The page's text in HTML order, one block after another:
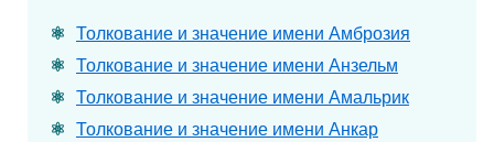
Толкование и значение имени Амброзия
Толкование и значение имени Анзельм
Толкование и значение имени Амальрик
Толкование и значение имени Анкар